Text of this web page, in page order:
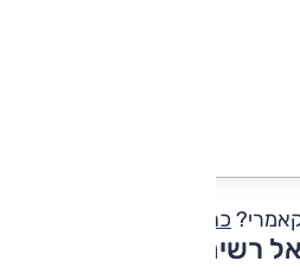
כתבו חוות דעת
רשימת דגמים